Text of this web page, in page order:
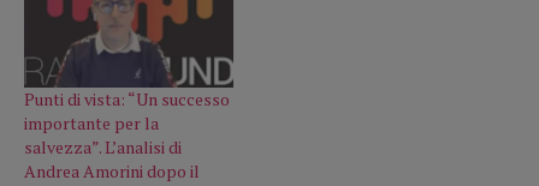
Punti di vista: “Un successo
importante per la
salvezza”. L’analisi di
Andrea Amorini dopo il